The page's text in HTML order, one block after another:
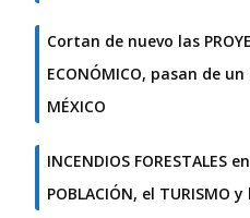
Cortan de nuevo las
ECONÓMICO, pasan de
MÉXICO
INCENDIOS FORESTALES
POBLACIÓN, el TURISMO